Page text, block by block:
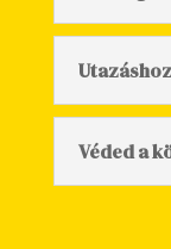
Véded a